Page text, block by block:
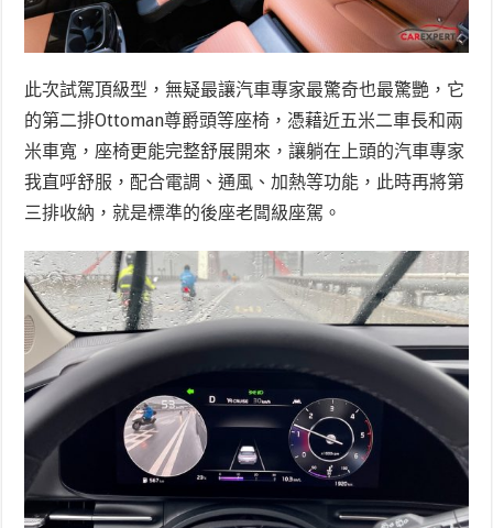
此次試駕頂級型，無疑最讓汽車專家最驚奇也最驚艷，它
的第二排Ottoman尊爵頭等座椅，憑藉近五米二車長和兩
米車寬，座椅更能完整舒展開來，讓躺在上頭的汽車專家
我直呼舒服，配合電調、通風、加熱等功能，此時再將第
三排收納，就是標準的後座老闆級座駕。